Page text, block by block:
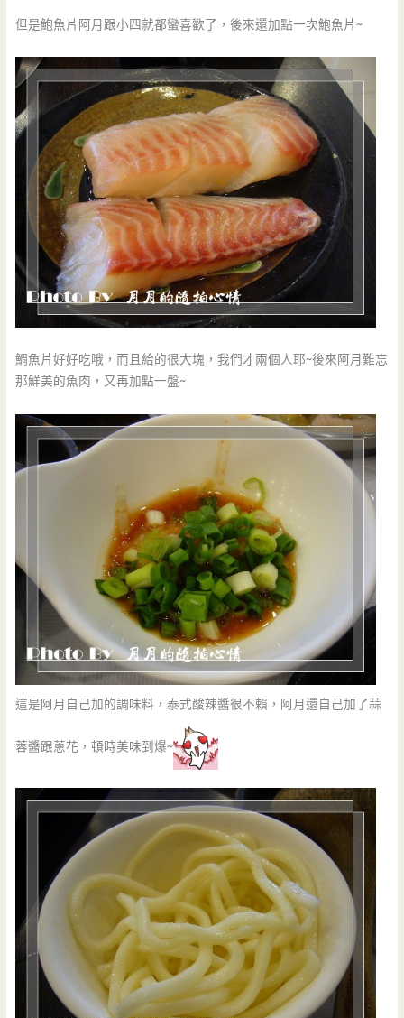
但是鮑魚片阿月跟小四就都蠻喜歡了，後來還加點一次鮑魚片~
鯛魚片好好吃哦，而且給的很大塊，我們才兩個人耶~後來阿月難忘
那鮮美的魚肉，又再加點一盤~
這是阿月自己加的調味料，泰式酸辣醬很不賴，阿月還自己加了蒜
蓉醬跟蔥花，頓時美味到爆~